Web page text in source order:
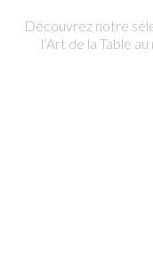
Découvrez notre
l’Art de la Table